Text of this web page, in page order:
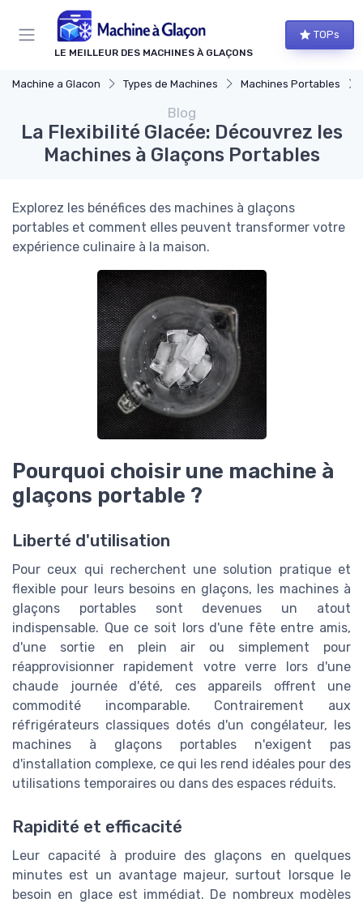
LE MEILLEUR DES MACHINES À GLAÇONS
TOPs
Machine a Glacon Types de Machines Machines Portables
Blog
La Flexibilité Glacée: Découvrez les
Machines à Glaçons Portables
Explorez les bénéfices des machines à glaçons
portables et comment elles peuvent transformer votre
expérience culinaire à la maison.
Pourquoi choisir une machine à
glaçons portable ?
Liberté d'utilisation
Pour ceux qui recherchent une solution pratique et
flexible pour leurs besoins en glaçons, les machines à
glaçons portables sont devenues un atout
indispensable. Que ce soit lors d'une fête entre amis,
d'une sortie en plein air ou simplement pour
réapprovisionner rapidement votre verre lors d'une
chaude journée d'été, ces appareils offrent une
commodité incomparable. Contrairement aux
réfrigérateurs classiques dotés d'un congélateur, les
machines à glaçons portables n'exigent pas
d'installation complexe, ce qui les rend idéales pour des
utilisations temporaires ou dans des espaces réduits.
Rapidité et efficacité
Leur capacité à produire des glaçons en quelques
minutes est un avantage majeur, surtout lorsque le
besoin en glace est immédiat. De nombreux modèles
Panneau de gestion des cookies